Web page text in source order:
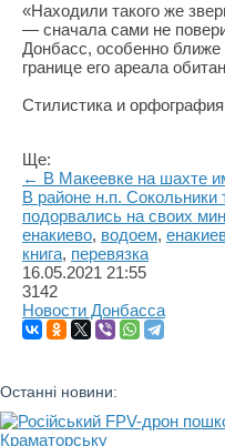
«Находили такого же
— сначала сами не
Донбасс, особенно
границе его ареала
Стилистика и
Ще:
← В Макеевке на шахте
В районе н.п.
подорвались на своих
енакиево, водоем,
книга, перевязка
16.05.2021 21:55
3142
Новости Донбасса
Останні новини: